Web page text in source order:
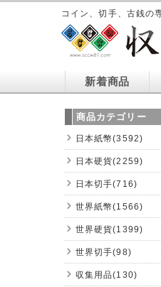
コイン、切手、古銭の
新着商品
商品カテゴリー
日本紙幣(3592)
日本硬貨(2259)
日本切手(716)
世界紙幣(1566)
世界硬貨(1399)
世界切手(98)
収集用品(130)